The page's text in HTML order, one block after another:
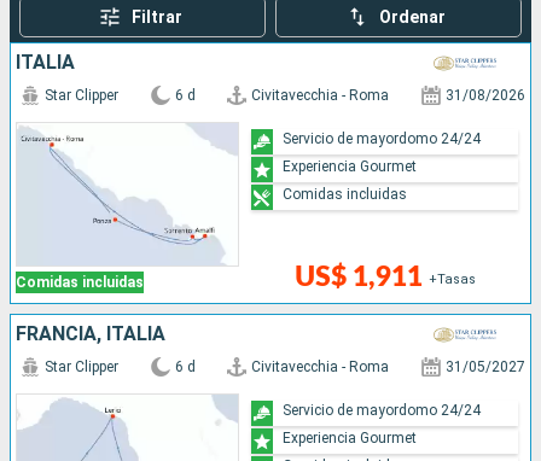
Filtrar Ordenar
ITALIA
Comidas incluidas
Star Clipper 6 d Civitavecchia - Roma 31/08/2026
US$ 1,911 +Tasas
Servicio de mayordomo 24/24
Experiencia Gourmet
Comidas incluidas
FRANCIA, ITALIA
Star Clipper 6 d Civitavecchia - Roma 31/05/2027
Servicio de mayordomo 24/24
Experiencia Gourmet